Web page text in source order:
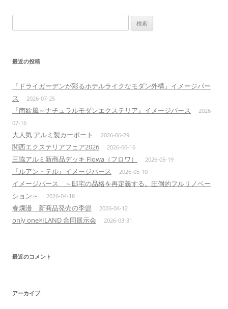
索:
最近の投稿
『ドライガーデンが彩るホテルライクなモダン外構』イメージパー
ス
2026-07-25
『南欧風～ナチュラルモダンエクステリア』イメージパース
2026-
07-16
大人気 アルミ製カーポート 2026-06-29
関西エクステリアフェア2026 2026-06-16
三協アルミ新商品デッキ Flowa（フロワ） 2026-05-19
『ルアン・テル』イメージパース 2026-05-10
イメージパース ～邸宅の品格を再定義する。圧倒的フルリノベー
ション～
2026-04-18
春爛漫 新商品発売の季節 2026-04-12
only one×ILAND 合同展示会 2026-03-31
最近のコメント
アーカイブ